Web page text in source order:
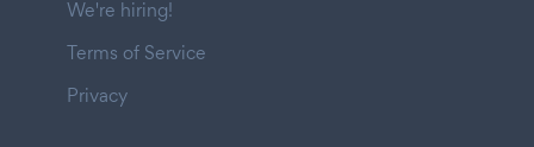
We're hiring!
Terms of Service
Privacy